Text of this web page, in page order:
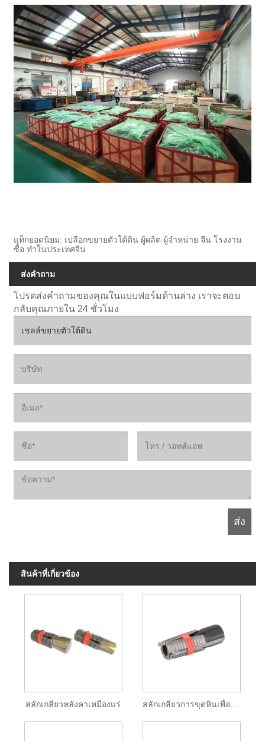
แท็กยอดนิยม: เปลือกขยายตัวใต้ดิน ผู้ผลิต ผู้จำหน่าย จีน โรงงาน
ซื้อ ทำในประเทศจีน
ส่งคำถาม
โปรดส่งคำถามของคุณในแบบฟอร์มด้านล่าง เราจะตอบ
กลับคุณภายใน 24 ชั่วโมง
สินค้าที่เกี่ยวข้อง
สลักเกลียวหลังคาเหมืองแร่